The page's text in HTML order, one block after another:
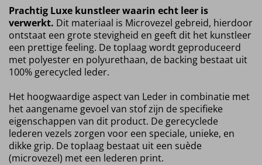
Prachtig Luxe kunstleer waarin echt leer is
verwerkt. Dit materiaal is Microvezel gebreid, hierdoor
ontstaat een grote stevigheid en geeft dit het kunstleer
een prettige feeling. De toplaag wordt geproduceerd
met polyester en polyurethaan, de backing bestaat uit
100% gerecycled leder.
Het hoogwaardige aspect van Leder in combinatie met
het aangename gevoel van stof zijn de specifieke
eigenschappen van dit product. De gerecyclede
lederen vezels zorgen voor een speciale, unieke, en
dikke grip. De toplaag bestaat uit een suède
(microvezel) met een lederen print.